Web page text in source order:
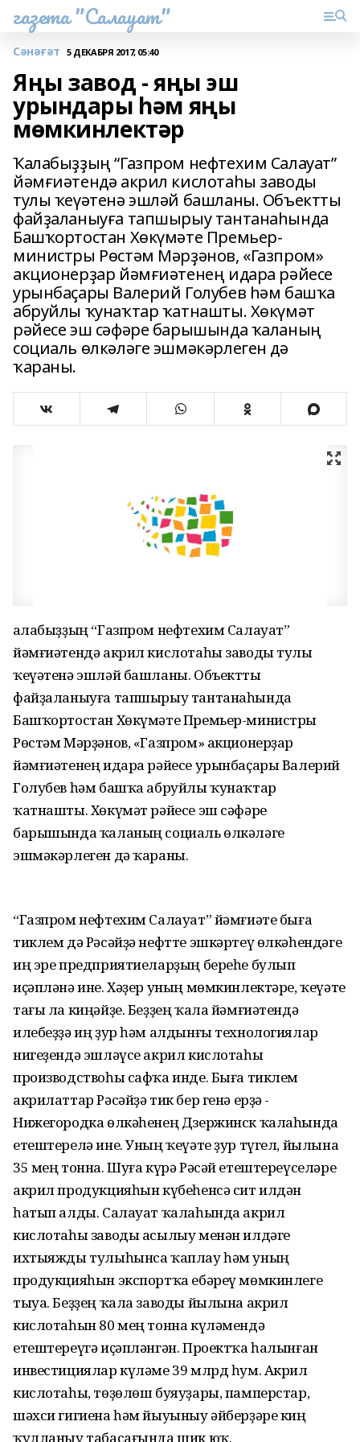
газета "Салауат"
Сәнәғәт 5 ДЕКАБРЯ 2017, 05:40
Яңы завод - яңы эш
урындары һәм яңы
мөмкинлектәр
Ҡалабыҙҙың “Газпром нефтехим Салауат”
йәмғиәтендә акрил кислотаһы заводы
тулы ҡеүәтенә эшләй башланы. Объектты
файҙаланыуға тапшырыу тантанаһында
Башҡортостан Хөкүмәте Премьер-
министры Рөстәм Мәрҙәнов, «Газпром»
акционерҙар йәмғиәтенең идара рәйесе
урынбаҫары Валерий Голубев һәм башҡа
абруйлы ҡунаҡтар ҡатнашты. Хөкүмәт
рәйесе эш сәфәре барышында ҡаланың
социаль өлкәләге эшмәкәрлеген дә
ҡараны.
Ҡалабыҙҙың “Газпром нефтехим Салауат”
йәмғиәтендә акрил кислотаһы заводы тулы
ҡеүәтенә эшләй башланы. Объектты
файҙаланыуға тапшырыу тантанаһында
Башҡортостан Хөкүмәте Премьер-министры
Рөстәм Мәрҙәнов, «Газпром» акционерҙар
йәмғиәтенең идара рәйесе урынбаҫары Валерий
Голубев һәм башҡа абруйлы ҡунаҡтар
ҡатнашты. Хөкүмәт рәйесе эш сәфәре
барышында ҡаланың социаль өлкәләге
эшмәкәрлеген дә ҡараны.
“Газпром нефтехим Салауат” йәмғиәте быға
тиклем дә Рәсәйҙә нефтте эшкәртеү өлкәһендәге
иң эре предприятиеларҙың береһе булып
иҫәпләнә ине. Хәҙер уның мөмкинлектәре, ҡеүәте
тағы ла киңәйҙе. Беҙҙең ҡала йәмғиәтендә
илебеҙҙә иң ҙур һәм алдынғы технологиялар
нигеҙендә эшләүсе акрил кислотаһы
производствоһы сафҡа инде. Быға тиклем
акрилаттар Рәсәйҙә тик бер генә ерҙә -
Нижегородка өлкәһенең Дзержинск ҡалаһында
етештерелә ине. Уның ҡеүәте ҙур түгел, йылына
35 мең тонна. Шуға күрә Рәсәй етештереүселәре
акрил продукцияһын күбеһенсә сит илдән
һатып алды. Салауат ҡалаһында акрил
кислотаһы заводы асылыу менән илдәге
ихтыяжды тулыһынса ҡаплау һәм уның
продукцияһын экспортҡа ебәреү мөмкинлеге
тыуа. Беҙҙең ҡала заводы йылына акрил
кислотаһын 80 мең тонна күләмендә
етештереүгә иҫәпләнгән. Проектҡа һалынған
инвестициялар күләме 39 млрд һум. Акрил
кислотаһы, төҙөлөш буяуҙары, памперстар,
шәхси гигиена һәм йыуыныу әйберҙәре киң
ҡулланыу табасағында шик юҡ.